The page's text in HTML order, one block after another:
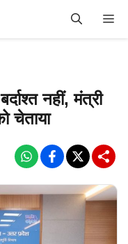
नहीं, मंत्री
चेताया